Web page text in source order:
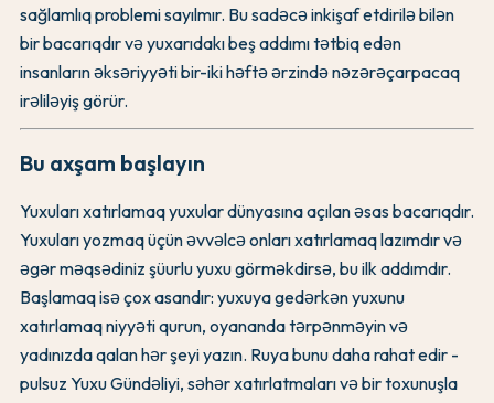
sağlamlıq problemi sayılmır. Bu sadəcə inkişaf etdirilə bilən
bir bacarıqdır və yuxarıdakı beş addımı tətbiq edən
insanların əksəriyyəti bir-iki həftə ərzində nəzərəçarpacaq
irəliləyiş görür.
Bu axşam başlayın
Yuxuları xatırlamaq yuxular dünyasına açılan əsas bacarıqdır.
Yuxuları yozmaq üçün əvvəlcə onları xatırlamaq lazımdır və
əgər məqsədiniz şüurlu yuxu görməkdirsə, bu ilk addımdır.
Başlamaq isə çox asandır: yuxuya gedərkən yuxunu
xatırlamaq niyyəti qurun, oyananda tərpənməyin və
yadınızda qalan hər şeyi yazın. Ruya bunu daha rahat edir -
pulsuz Yuxu Gündəliyi, səhər xatırlatmaları və bir toxunuşla